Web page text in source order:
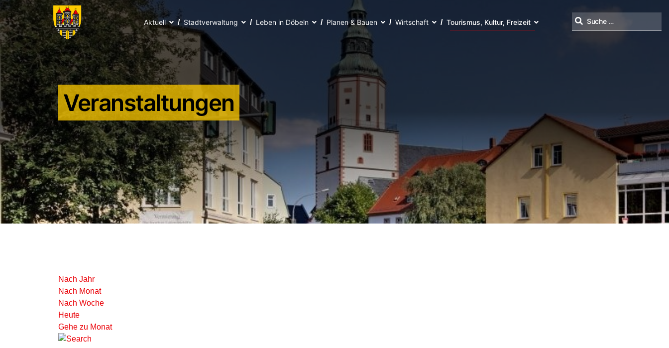
Aktuell Stadtverwaltung Leben in Döbeln Planen & Bauen Wirtschaft Tourismus, Kultur, Freizeit
Veranstaltungen
Nach Jahr
Nach Monat
Nach Woche
Heute
Gehe zu Monat